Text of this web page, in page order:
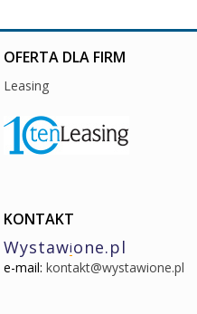
OFERTA DLA FIRM
Leasing
KONTAKT
Wystawione.pl
e-mail: kontakt@wystawione.pl